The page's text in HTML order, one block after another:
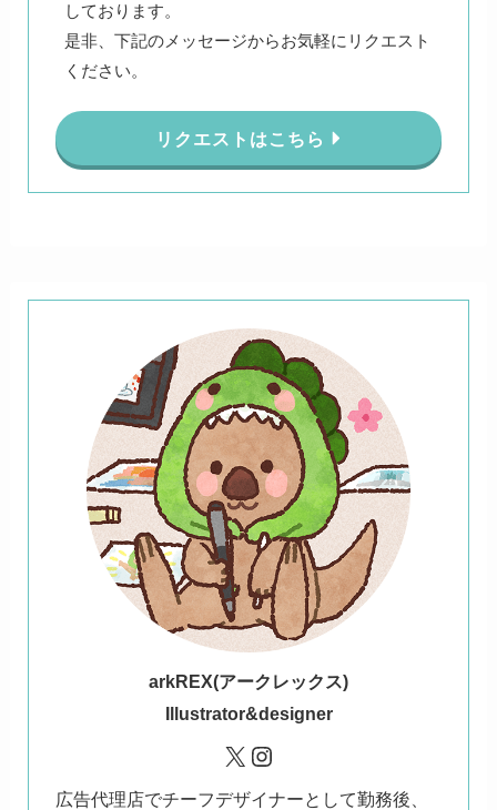
しております。
是非、下記のメッセージからお気軽にリクエスト
ください。
リクエストはこちら
arkREX(アークレックス)
Illustrator&designer
X Instagram
広告代理店でチーフデザイナーとして勤務後、